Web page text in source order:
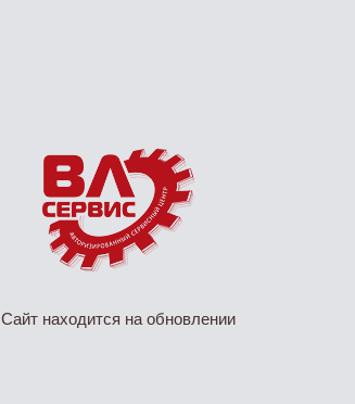
Сайт находится на обновлении